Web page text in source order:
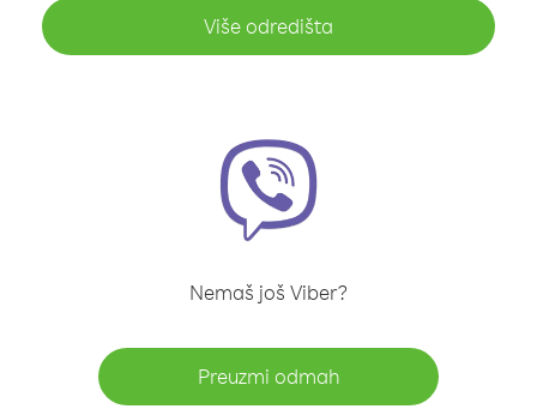
Više odredišta
Nemaš još Viber?
Preuzmi odmah